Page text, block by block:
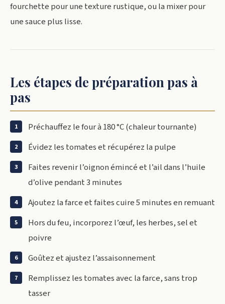
fourchette pour une texture rustique, ou la mixer pour
une sauce plus lisse.
Les étapes de préparation pas à
pas
Préchauffez le four à 180 °C (chaleur tournante)
Évidez les tomates et récupérez la pulpe
Faites revenir l’oignon émincé et l’ail dans l’huile
d’olive pendant 3 minutes
Ajoutez la farce et faites cuire 5 minutes en remuant
Hors du feu, incorporez l’œuf, les herbes, sel et
poivre
Goûtez et ajustez l’assaisonnement
Remplissez les tomates avec la farce, sans trop
tasser